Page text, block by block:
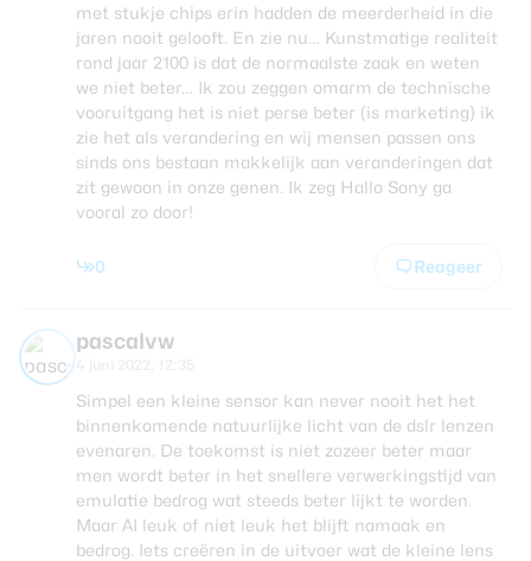
met stukje chips erin hadden de meerderheid in die
jaren nooit gelooft. En zie nu… Kunstmatige realiteit
rond jaar 2100 is dat de normaalste zaak en weten
we niet beter… Ik zou zeggen omarm de technische
vooruitgang het is niet perse beter (is marketing) ik
zie het als verandering en wij mensen passen ons
sinds ons bestaan makkelijk aan veranderingen dat
zit gewoon in onze genen. Ik zeg Hallo Sony ga
vooral zo door!
0 Reageer
pascalvw
Simpel een kleine sensor kan never nooit het het
binnenkomende natuurlijke licht van de dslr lenzen
evenaren. De toekomst is niet zozeer beter maar
men wordt beter in het snellere verwerkingstijd van
emulatie bedrog wat steeds beter lijkt te worden.
Maar AI leuk of niet leuk het blijft namaak en
bedrog. Iets creëren in de uitvoer wat de kleine lens